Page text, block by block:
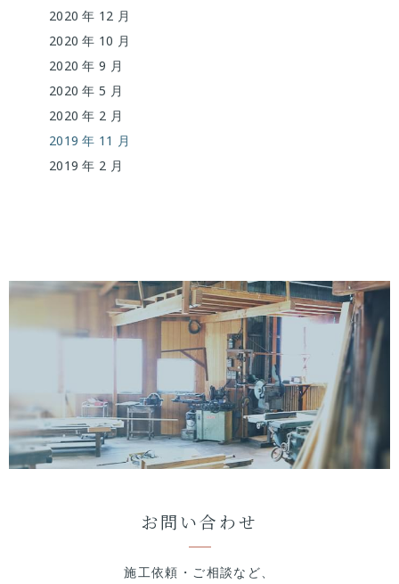
2020 年 12 月
2020 年 10 月
2020 年 9 月
2020 年 5 月
2020 年 2 月
2019 年 11 月
2019 年 2 月
お問い合わせ
施工依頼・ご相談など、